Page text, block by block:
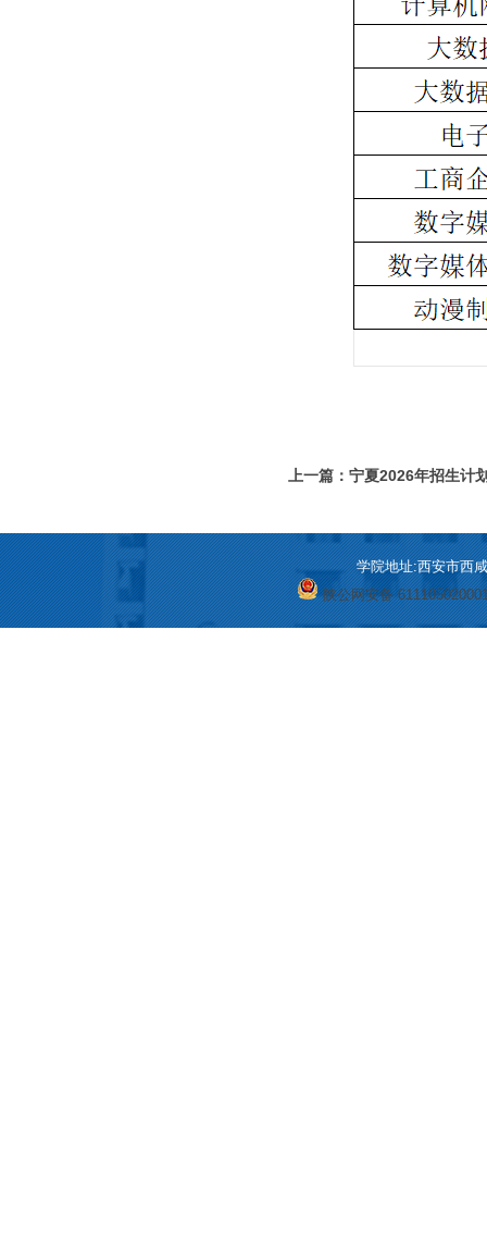
上一篇：宁夏2026年招生计
学院地址:西安市西
陕公网安备